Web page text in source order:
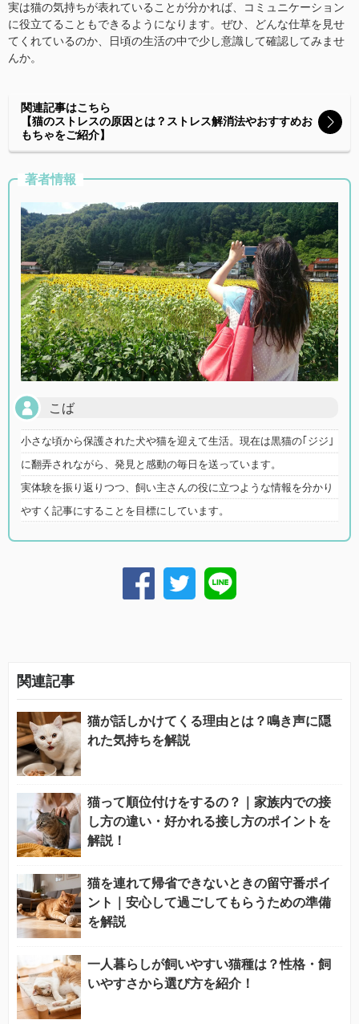
実は猫の気持ちが表れていることが分かれば、コミュニケーション
に役立てることもできるようになります。ぜひ、どんな仕草を見せ
てくれているのか、日頃の生活の中で少し意識して確認してみませ
んか。
関連記事はこちら
【猫のストレスの原因とは？ストレス解消法やおすすめお
もちゃをご紹介】
著者情報
こば
小さな頃から保護された犬や猫を迎えて生活。現在は黒猫の｢ジジ｣
に翻弄されながら、発見と感動の毎日を送っています。
実体験を振り返りつつ、飼い主さんの役に立つような情報を分かり
やすく記事にすることを目標にしています。
関連記事
猫が話しかけてくる理由とは？鳴き声に隠
れた気持ちを解説
猫って順位付けをするの？｜家族内での接
し方の違い・好かれる接し方のポイントを
解説！
猫を連れて帰省できないときの留守番ポイ
ント｜安心して過ごしてもらうための準備
を解説
一人暮らしが飼いやすい猫種は？性格・飼
いやすさから選び方を紹介！